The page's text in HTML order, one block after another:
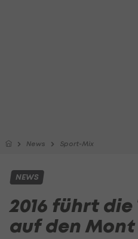
News Sport-Mix
NEWS
2016 führt
auf den